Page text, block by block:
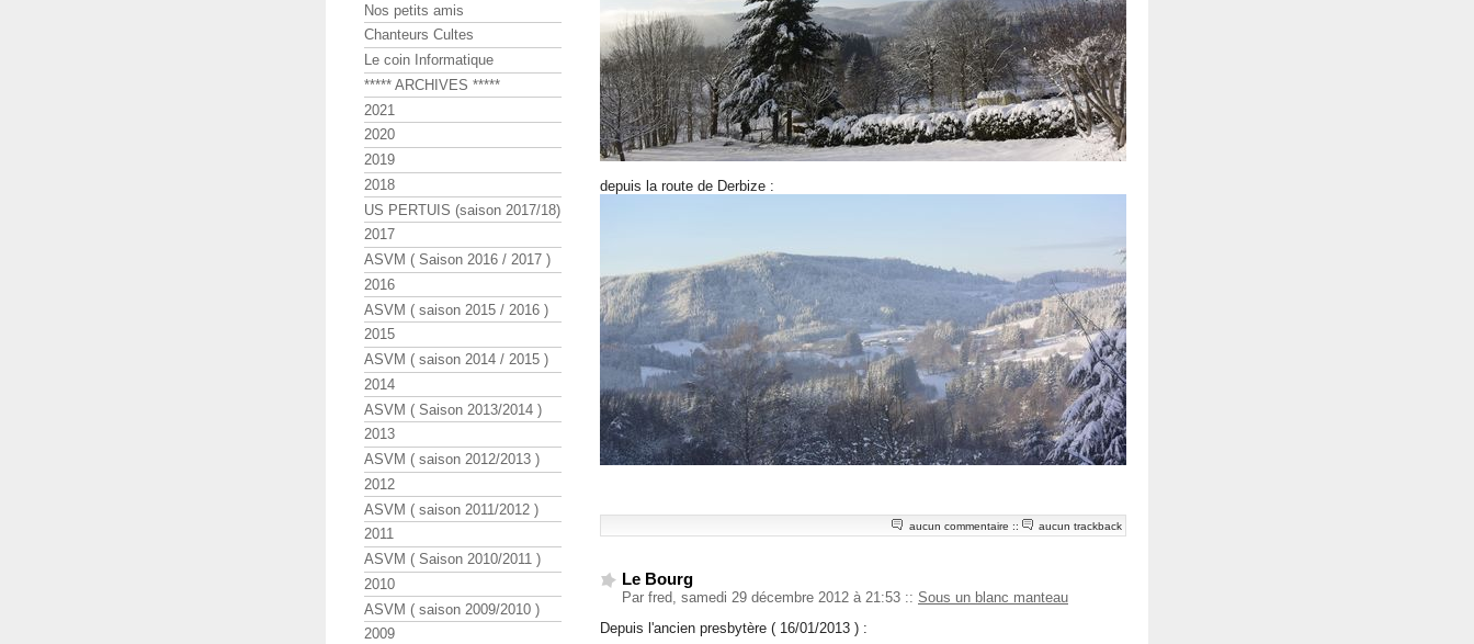
depuis la route de Derbize :
aucun commentaire :: aucun trackback
Le Bourg
Par fred, samedi 29 décembre 2012 à 21:53 :: Sous un blanc manteau
Depuis l'ancien presbytère ( 16/01/2013 ) :
Nos petits amis
Chanteurs Cultes
Le coin Informatique
***** ARCHIVES *****
2021
2020
2019
2018
US PERTUIS (saison 2017/18)
2017
ASVM ( Saison 2016 / 2017 )
2016
ASVM ( saison 2015 / 2016 )
2015
ASVM ( saison 2014 / 2015 )
2014
ASVM ( Saison 2013/2014 )
2013
ASVM ( saison 2012/2013 )
2012
ASVM ( saison 2011/2012 )
2011
ASVM ( Saison 2010/2011 )
2010
ASVM ( saison 2009/2010 )
2009